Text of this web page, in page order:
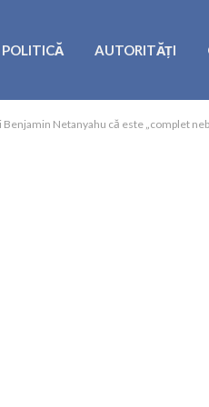
POLITICĂ AUTORITĂȚI
Netanyahu că este „complet